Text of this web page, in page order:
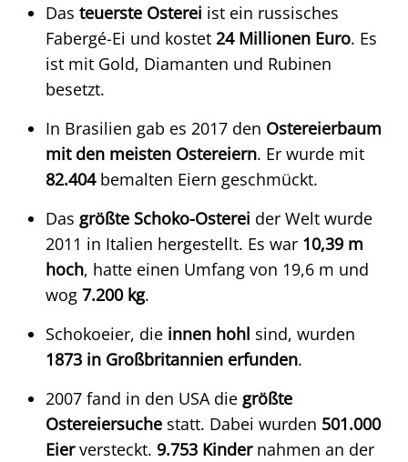
Das teuerste Osterei ist ein russisches
Fabergé-Ei und kostet 24 Millionen Euro. Es
ist mit Gold, Diamanten und Rubinen
besetzt.
In Brasilien gab es 2017 den Ostereierbaum
mit den meisten Ostereiern. Er wurde mit
82.404bemalten Eiern geschmückt.
Das größte Schoko-Osterei der Welt wurde
2011 in Italien hergestellt. Es war 10,39 m
hoch, hatte einen Umfang von 19,6 m und
wog 7.200 kg.
Schokoeier, die innen hohl sind, wurden
1873 in Großbritannien erfunden.
2007 fand in den USA die größte
Ostereiersuche statt. Dabei wurden 501.000
Eierversteckt. 9.753 Kindernahmen an der